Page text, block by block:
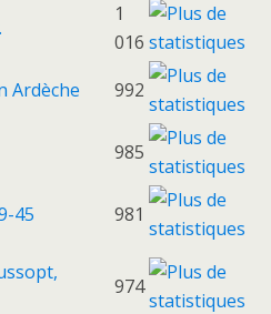
1
016
Ardèche
992
985
45 981
974